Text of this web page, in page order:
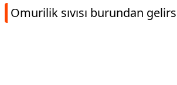
Omurilik sıvısı burundan